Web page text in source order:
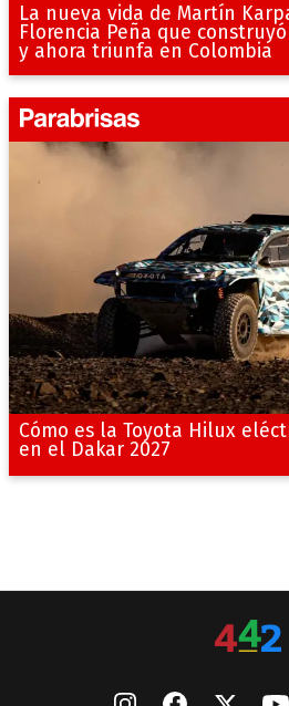
La nueva vida de Martín
Florencia Peña que
y ahora triunfa en Colombia
Cómo es la Toyota Hilux
en el Dakar 2027